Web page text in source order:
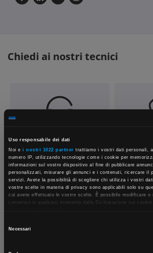
Uso responsabile dei dati
Noi ei nostri 1022 partner trattiamo i vostri dati personali,
numero IP, utilizzando tecnologie come i cookie per
informazioni sul vostro dispositivo al fine di pubblicare
personalizzati, misurare gli annunci e i contenuti, ricercare il
servizi. Avete la possibilità di scegliere chi utilizza i vostri
vostre scelte in materia di privacy sono applicabili solo su
cui avete effettuato le vostre scelte. È possibile modificare o
consenso in qualsiasi momento dalla Dichiarazione sui
raccogliere informazioni sulla tua posizione
Identificare il tuo dispositivo, scansionandolo
Necessari
Chiedi ai nostri tecnici
Contattaci
Parla con il customer care dedicato Ti